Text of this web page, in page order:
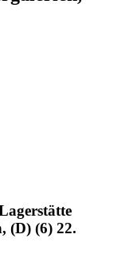
(D) (6) 22.